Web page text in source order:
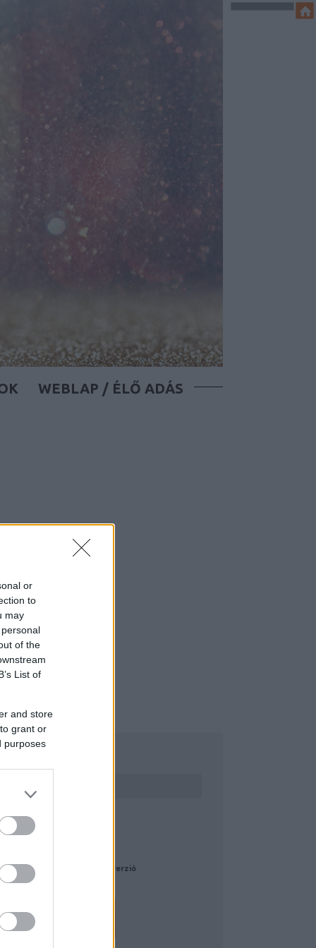
or
to
may
of the
List of
and store
grant or
purposes
WEBLAP / ÉLŐ ADÁS
dráma az élet #aizene 2. verzió